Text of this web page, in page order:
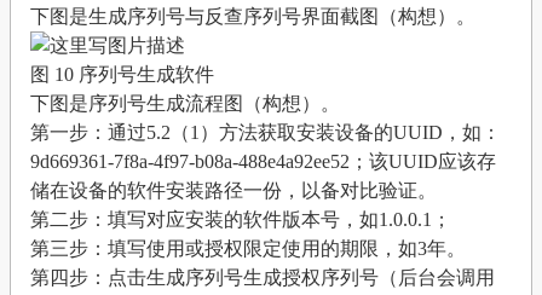
下图是生成序列号与反查序列号界面截图（构想）。
图 10 序列号生成软件
下图是序列号生成流程图（构想）。
第一步：通过5.2（1）方法获取安装设备的UUID，如：
9d669361-7f8a-4f97-b08a-488e4a92ee52；该UUID应该存
储在设备的软件安装路径一份，以备对比验证。
第二步：填写对应安装的软件版本号，如1.0.0.1；
第三步：填写使用或授权限定使用的期限，如3年。
第四步：点击生成序列号生成授权序列号（后台会调用